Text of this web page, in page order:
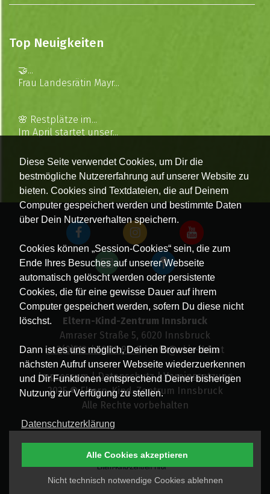
Diese Seite verwendet Cookies, um Dir die
bestmögliche Nutzererfahrung auf unserer Website zu
bieten. Cookies sind Textdateien, die auf Deinem
Computer gespeichert werden und bestimmte Daten
über Dein Nutzerverhalten speichern.
Cookies können „Session-Cookies“ sein, die zum
Ende Ihres Besuches auf unserer Webseite
automatisch gelöscht werden oder persistente
Cookies, die für eine gewisse Dauer auf ihrem
Computer gespeichert werden, sofern Du diese nicht
löschst.
Dann ist es uns möglich, Deinen Browser beim
nächsten Aufruf unserer Webseite wiederzuerkennen
und Dir Funktionen entsprechend Deiner bisherigen
Nutzung zur Verfügung zu stellen.
Datenschutzerklärung
Nicht technisch notwendige Cookies ablehnen
Alle Cookies akzeptieren
Top Neuigkeiten
🤝...
Frau Landesrätin Mayr...
🌸 Restplätze im...
Im April startet unser...
Eltern-Kind-Zentrum Innsbruck
Amraser Straße 5, 6020 Innsbruck
+43(0)512 / 58 19 97-0| info@ekiz-ibk.at
Impressum|Datenschutz|Vereinssatzung
2025 © Eltern-Kind-Zentrum Innsbruck
Alle Rechte vorbehalten